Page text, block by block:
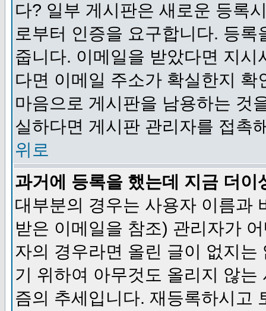
다? 일부 게시판은 새로운 등록
로부터 인증을 요구합니다. 등
줍니다. 이메일을 받았다면 지
다면 이메일 주소가 확실한지
마음으로 게시판을 남용하는 것
실하다면 게시판 관리자를 접촉
위로
과거에 등록을 했는데 지금 더
대부분의 경우는 사용자 이름과
받은 이메일을 참조) 관리자가
자의 경우라면 올린 글이 없지
기 위하여 아무것도 올리지 않
즘의 추세입니다. 재등록하시고